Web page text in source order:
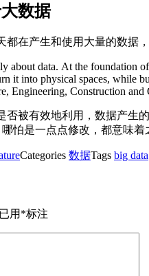
数据
在产生和使用大量的数据
about data. At the foundation
it into physical spaces, while
Engineering, Construction
否被有效地利用，数据产生
怕是一点点修改，都意味
Categories 数据Tags big data
用 *标注